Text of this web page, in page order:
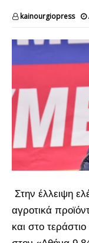
kainourgiopress
Στην έλλειψη
αγροτικά
και στο